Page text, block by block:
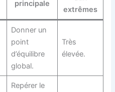
principale
extrêmes
Donner un
point
d’équilibre
global.
Très
élevée.
Repérer le